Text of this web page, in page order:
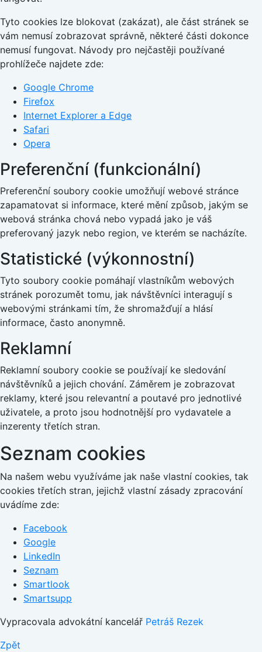
Tyto cookies lze blokovat (zakázat), ale část stránek se
vám nemusí zobrazovat správně, některé části dokonce
nemusí fungovat. Návody pro nejčastěji používané
prohlížeče najdete zde:
Google Chrome
Firefox
Internet Explorer a Edge
Safari
Opera
Preferenční (funkcionální)
Preferenční soubory cookie umožňují webové stránce
zapamatovat si informace, které mění způsob, jakým se
webová stránka chová nebo vypadá jako je váš
preferovaný jazyk nebo region, ve kterém se nacházíte.
Statistické (výkonnostní)
Tyto soubory cookie pomáhají vlastníkům webových
stránek porozumět tomu, jak návštěvníci interagují s
webovými stránkami tím, že shromažďují a hlásí
informace, často anonymně.
Reklamní
Reklamní soubory cookie se používají ke sledování
návštěvníků a jejich chování. Záměrem je zobrazovat
reklamy, které jsou relevantní a poutavé pro jednotlivé
uživatele, a proto jsou hodnotnější pro vydavatele a
inzerenty třetích stran.
Seznam cookies
Na našem webu využíváme jak naše vlastní cookies, tak
cookies třetích stran, jejichž vlastní zásady zpracování
uvádíme zde:
Facebook
Google
LinkedIn
Seznam
Smartlook
Smartsupp
Vypracovala advokátní kancelář Petráš Rezek
Zpět